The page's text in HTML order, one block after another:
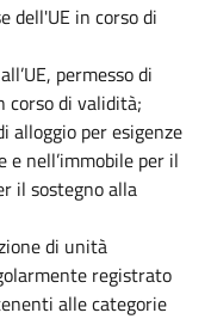
dell'UE in corso di
permesso di
corso di validità;
alloggio per esigenze
e nell’immobile per il
il sostegno alla
di unità
registrato
alle categorie